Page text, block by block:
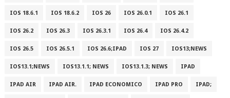
IOS 18.6.1 IOS 18.6.2 IOS 26 IOS 26.0.1 IOS 26.1
IOS 26.2 IOS 26.3 IOS 26.3.1 IOS 26.4 IOS 26.4.2
IOS 26.5 IOS 26.5.1 IOS 26.6;IPAD IOS 27 IOS13;NEWS
IOS13.1;NEWS IOS13.1.1; NEWS IOS13.1.3; NEWS IPAD
IPAD AIR IPAD AIR. IPAD ECONOMICO IPAD PRO IPAD;